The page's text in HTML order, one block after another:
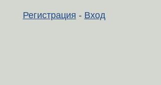
Регистрация - Вход